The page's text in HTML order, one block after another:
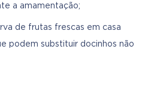
a amamentação;
de frutas frescas em casa
podem substituir docinhos não